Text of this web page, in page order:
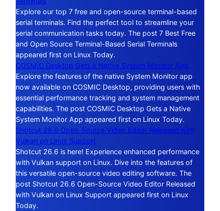
Explore our top 7 free and open-source terminal-based
serial terminals. Find the perfect tool to streamline your
serial communication tasks today. The post 7 Best Free
and Open Source Terminal-Based Serial Terminals
appeared first on Linux Today.
COSMIC Desktop Gets a Native System Monitor App
Explore the features of the native System Monitor app
now available on COSMIC Desktop, providing users with
essential performance tracking and system management
capabilities. The post COSMIC Desktop Gets a Native
System Monitor App appeared first on Linux Today.
Shotcut 26.6 Open-Source Video Editor Released with
Vulkan on Linux Support
Shotcut 26.6 is here! Experience enhanced performance
with Vulkan support on Linux. Dive into the features of
this versatile open-source video editing software. The
post Shotcut 26.6 Open-Source Video Editor Released
with Vulkan on Linux Support appeared first on Linux
Today.